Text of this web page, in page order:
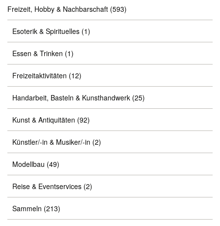
Freizeit, Hobby & Nachbarschaft (593)
Esoterik & Spirituelles (1)
Essen & Trinken (1)
Freizeitaktivitäten (12)
Handarbeit, Basteln & Kunsthandwerk (25)
Kunst & Antiquitäten (92)
Künstler/-in & Musiker/-in (2)
Modellbau (49)
Reise & Eventservices (2)
Sammeln (213)